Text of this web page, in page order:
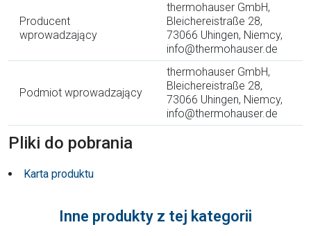
Producent
wprowadzający
thermohauser GmbH,
Bleichereistraße 28,
73066 Uhingen, Niemcy,
info@thermohauser.de
Podmiot wprowadzający
thermohauser GmbH,
Bleichereistraße 28,
73066 Uhingen, Niemcy,
info@thermohauser.de
Pliki do pobrania
Karta produktu
Inne produkty z tej kategorii